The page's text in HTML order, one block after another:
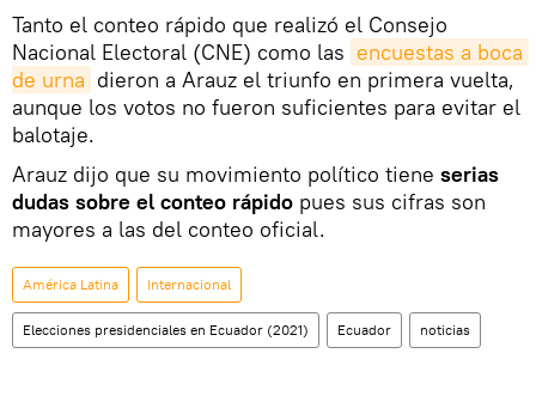
Tanto el conteo rápido que realizó el Consejo
Nacional Electoral (CNE) como las encuestas a boca
de urna dieron a Arauz el triunfo en primera vuelta,
aunque los votos no fueron suficientes para evitar el
balotaje.
Arauz dijo que su movimiento político tiene serias
dudas sobre el conteo rápido pues sus cifras son
mayores a las del conteo oficial.
América Latina Internacional
Elecciones presidenciales en Ecuador (2021) Ecuador noticias